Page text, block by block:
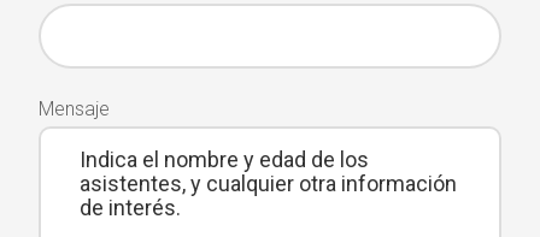
Mensaje